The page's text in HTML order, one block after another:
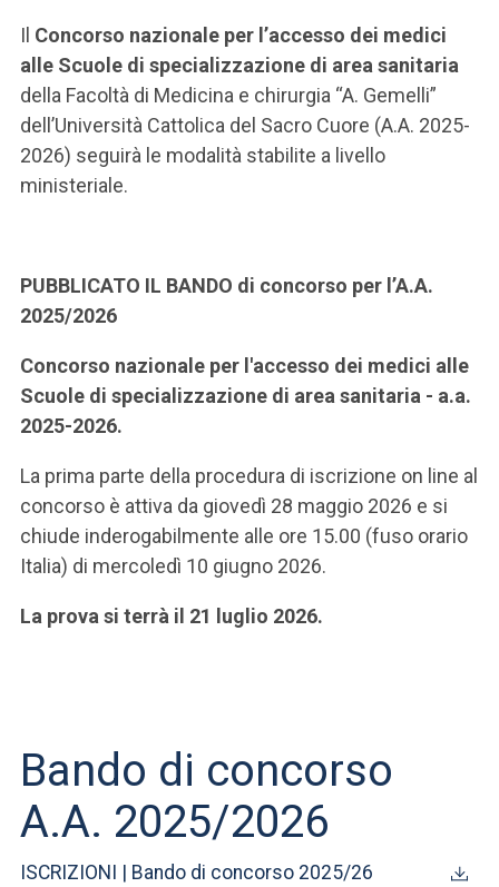
Il Concorso nazionale per l’accesso dei medici
alle Scuole di specializzazione di area sanitaria
della Facoltà di Medicina e chirurgia “A. Gemelli”
dell’Università Cattolica del Sacro Cuore (A.A. 2025-
2026) seguirà le modalità stabilite a livello
ministeriale.
PUBBLICATO IL BANDO di concorso per l’A.A.
2025/2026
Concorso nazionale per l'accesso dei medici alle
Scuole di specializzazione di area sanitaria - a.a.
2025-2026.
La prima parte della procedura di iscrizione on line al
concorso è attiva da giovedì 28 maggio 2026 e si
chiude inderogabilmente alle ore 15.00 (fuso orario
Italia) di mercoledì 10 giugno 2026.
La prova si terrà il 21 luglio 2026.
Bando di concorso
A.A. 2025/2026
ISCRIZIONI | Bando di concorso 2025/26